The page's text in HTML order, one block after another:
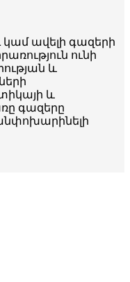
կամ ավելի գազերի
ունի
և
և
գազերը